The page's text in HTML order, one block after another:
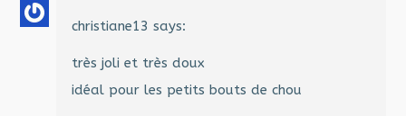
christiane13 says:
très joli et très doux
idéal pour les petits bouts de chou